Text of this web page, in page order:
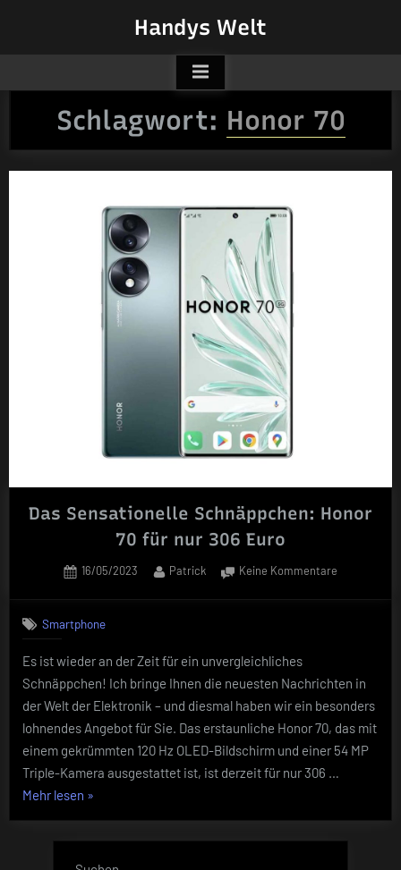
Handys Welt
Schlagwort: Honor 70
Das Sensationelle Schnäppchen: Honor
70 für nur 306 Euro
Posted
16/05/2023 By
Patrick Keine Kommentare
für
nur
306
Smartphone
Es ist wieder an der Zeit für ein unvergleichliches
Schnäppchen! Ich bringe Ihnen die neuesten Nachrichten in
der Welt der Elektronik – und diesmal haben wir ein besonders
lohnendes Angebot für Sie. Das erstaunliche Honor 70, das mit
einem gekrümmten 120 Hz OLED-Bildschirm und einer 54 MP
Triple-Kamera ausgestattet ist, ist derzeit für nur 306 …
Mehr lesen „Das
Schnäppchen:
Honor
»